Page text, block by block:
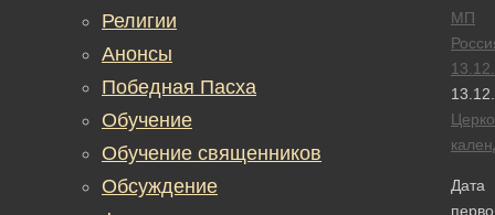
МП
Дата
Религии
Анонсы
Победная Пасха
Обучение
Обучение священников
Обсуждение